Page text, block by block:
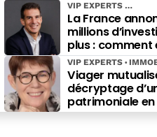
La France
millions
plus : comment
des projets à
VIP EXPERTS
Viager
décryptage
patrimoniale
VIP EXPERTS